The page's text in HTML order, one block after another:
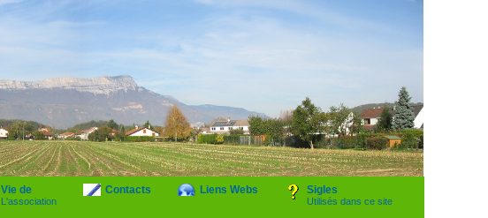
Vie de
L'association
Contacts Liens Webs Sigles
Utilisés dans ce site